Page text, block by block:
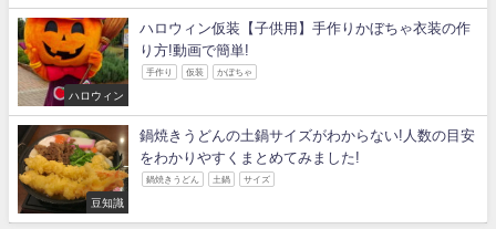
ハロウィン
ハロウィン仮装【子供用】手作りかぼちゃ衣装の作
り方!動画で簡単!
手作り 仮装 かぼちゃ
豆知識
鍋焼きうどんの土鍋サイズがわからない!人数の目安
をわかりやすくまとめてみました!
鍋焼きうどん 土鍋 サイズ